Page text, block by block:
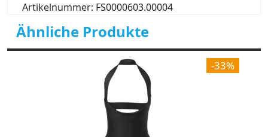
Artikelnummer: FS0000603.00004
Ähnliche Produkte
-33%